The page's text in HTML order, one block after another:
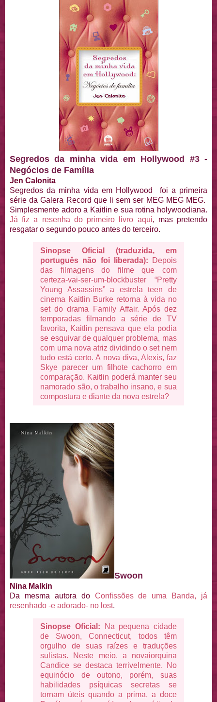
Segredos da minha vida em Hollywood #3 -
Negócios de Família
Jen Calonita
Segredos da minha vida em Hollywood foi a primeira
série da Galera Record que li sem ser MEG MEG MEG.
Simplesmente adoro a Kaitlin e sua rotina holywoodiana.
Já fiz a resenha do primeiro livro aqui, mas pretendo
resgatar o segundo pouco antes do terceiro.
Sinopse Oficial (traduzida, em
português não foi liberada): Depois
das filmagens do filme que com
certeza-vai-ser-um-blockbuster “Pretty
Young Assassins” a estrela teen de
cinema Kaitlin Burke retorna à vida no
set do drama Family Affair. Após dez
temporadas filmando a série de TV
favorita, Kaitlin pensava que ela podia
se esquivar de qualquer problema, mas
com uma nova atriz dividindo o set nem
tudo está certo. A nova diva, Alexis, faz
Skye parecer um filhote cachorro em
comparação. Kaitlin poderá manter seu
namorado são, o trabalho insano, e sua
compostura e diante da nova estrela?
Swoon
Nina Malkin
Da mesma autora do Confissões de uma Banda, já
resenhado -e adorado- no lost.
Sinopse Oficial:
Na pequena cidade
de Swoon, Connecticut, todos têm
orgulho de suas raízes e traduções
sulistas. Neste meio, a novaiorquina
Candice se destaca terrivelmente. No
equinócio de outono, porém, suas
habilidades psíquicas secretas se
tornam úteis quando a prima, a doce